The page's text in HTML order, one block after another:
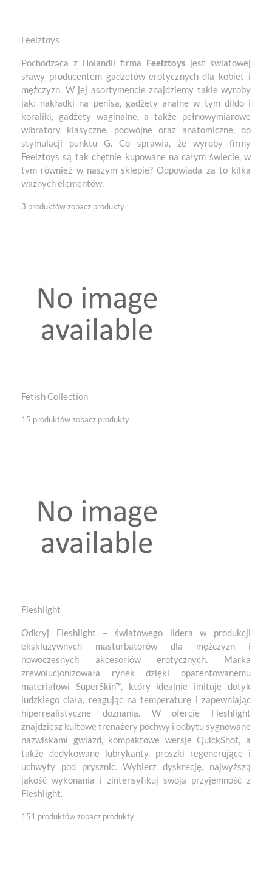
Feelztoys
Pochodząca z Holandii firma Feelztoys jest światowej
sławy producentem gadżetów erotycznych dla kobiet i
mężczyzn. W jej asortymencie znajdziemy takie wyroby
jak: nakładki na penisa, gadżety analne w tym dildo i
koraliki, gadżety waginalne, a także pełnowymiarowe
wibratory klasyczne, podwójne oraz anatomiczne, do
stymulacji punktu G. Co sprawia, że wyroby firmy
Feelztoys są tak chętnie kupowane na całym świecie, w
tym również w naszym sklepie? Odpowiada za to kilka
ważnych elementów.
3 produktówzobacz produkty
Fetish Collection
15 produktówzobacz produkty
Fleshlight
Odkryj Fleshlight – światowego lidera w produkcji
ekskluzywnych masturbatorów dla mężczyzn i
nowoczesnych akcesoriów erotycznych. Marka
zrewolucjonizowała rynek dzięki opatentowanemu
materiałowi SuperSkin™, który idealnie imituje dotyk
ludzkiego ciała, reagując na temperaturę i zapewniając
hiperrealistyczne doznania. W ofercie Fleshlight
znajdziesz kultowe trenażery pochwy i odbytu sygnowane
nazwiskami gwiazd, kompaktowe wersje QuickShot, a
także dedykowane lubrykanty, proszki regenerujące i
uchwyty pod prysznic. Wybierz dyskrecję, najwyższą
jakość wykonania i zintensyfikuj swoją przyjemność z
Fleshlight.
151 produktówzobacz produkty